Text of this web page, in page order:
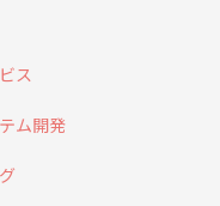
ス
ム開発